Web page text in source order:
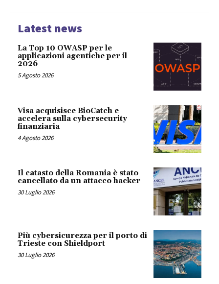
Latest news
La Top 10 OWASP per le
applicazioni agentiche per il
2026
5 Agosto 2026
Visa acquisisce BioCatch e
accelera sulla cybersecurity
finanziaria
4 Agosto 2026
Il catasto della Romania è stato
cancellato da un attacco hacker
30 Luglio 2026
Più cybersicurezza per il porto di
Trieste con Shieldport
30 Luglio 2026